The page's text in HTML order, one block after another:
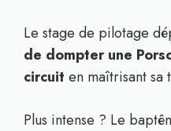
Le stage de pilotage
de dompter une
circuit en maîtrisant sa
Plus intense ? Le